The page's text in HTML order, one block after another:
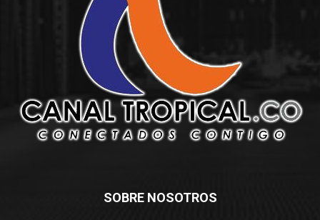
SOBRE NOSOTROS